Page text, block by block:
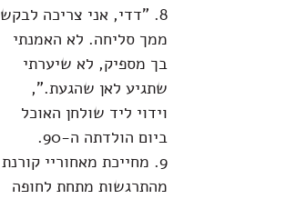
8. "דדי, אני צריכה לבקש
ממך סליחה. לא האמנתי
בך מספיק, לא שיערתי
שתגיע לאן שהגעת.",
וידוי ליד שולחן האוכל
ביום הולדתה ה-90.
9. מחייכת מאחוריי קורנת
מהתרגשות מתחת לחופה